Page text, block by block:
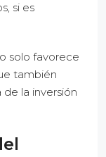
si es
solo favorece
también
la inversión